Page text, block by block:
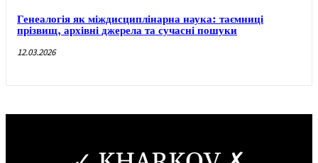
Генеалогія як міждисциплінарна наука: таємниці
прізвищ, архівні джерела та сучасні пошуки
12.03.2026